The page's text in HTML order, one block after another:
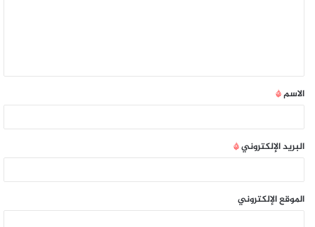
الاسم*
البريد الإلكتروني*
الموقع الإلكتروني